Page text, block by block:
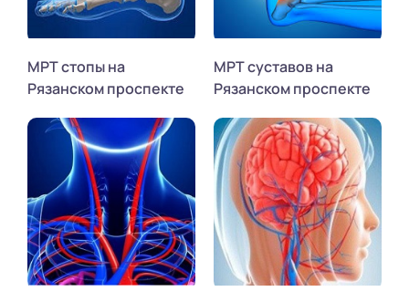
МРТ стопы на
Рязанском проспекте
МРТ суставов на
Рязанском проспекте